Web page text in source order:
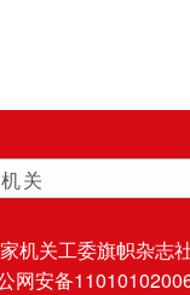
关
机关工委旗帜杂
网安备